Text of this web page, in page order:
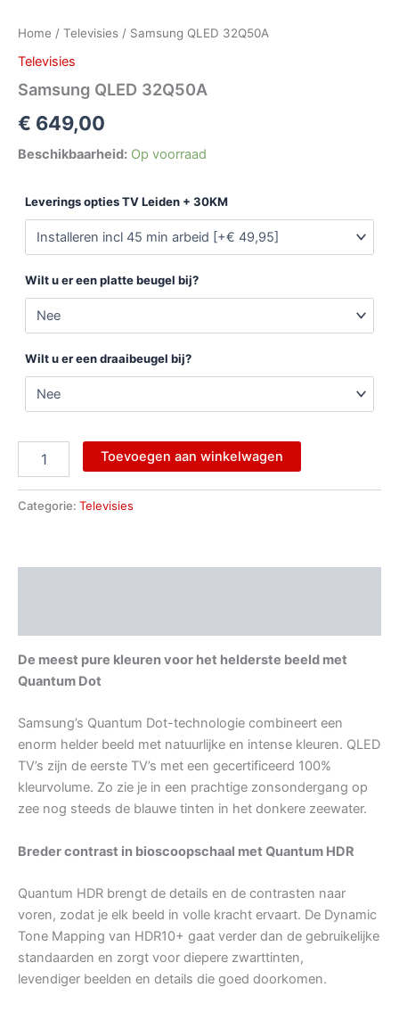
Home / Televisies / Samsung QLED 32Q50A
Televisies
Samsung QLED 32Q50A
€ 649,00
Beschikbaarheid: Op voorraad
Leverings opties TV Leiden + 30KM
Wilt u er een platte beugel bij?
Wilt u er een draaibeugel bij?
Toevoegen aan winkelwagen
Categorie: Televisies
De meest pure kleuren voor het helderste beeld met
Quantum Dot
Samsung’s Quantum Dot-technologie combineert een
enorm helder beeld met natuurlijke en intense kleuren. QLED
TV’s zijn de eerste TV’s met een gecertificeerd 100%
kleurvolume. Zo zie je in een prachtige zonsondergang op
zee nog steeds de blauwe tinten in het donkere zeewater.
Breder contrast in bioscoopschaal met Quantum HDR
Quantum HDR brengt de details en de contrasten naar
voren, zodat je elk beeld in volle kracht ervaart. De Dynamic
Tone Mapping van HDR10+ gaat verder dan de gebruikelijke
standaarden en zorgt voor diepere zwarttinten,
levendiger beelden en details die goed doorkomen.